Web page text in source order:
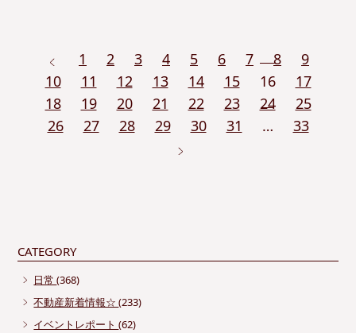
1 2 3 4 5 6 7 8
9
10
11 12 13 14 15 16
17
18
19 20 21 22 23 24
25
26
27 28 29 30 31 … 33
CATEGORY
日常(368)
不動産新着情報☆(233)
イベントレポート(62)